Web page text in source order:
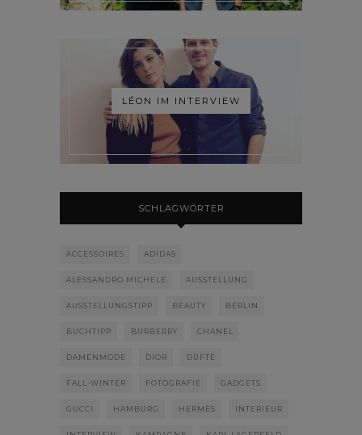
LÉON IM INTERVIEW
SCHLAGWÖRTER
ACCESSOIRES ADIDAS
ALESSANDRO MICHELE AUSSTELLUNG
AUSSTELLUNGSTIPP BEAUTY BERLIN
BUCHTIPP BURBERRY CHANEL
DAMENMODE DIOR DÜFTE
FALL-WINTER FOTOGRAFIE GADGETS
GUCCI HAMBURG HERMÈS INTERIEUR